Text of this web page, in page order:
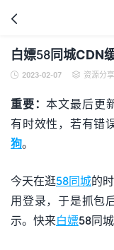

白嫖58同城CDN
 2023-02-07  资源分享
重要：本文最后更
有时效性，若有错
狗。
今天在逛58同城的
用登录，于是抓包
示。快来白嫖58同